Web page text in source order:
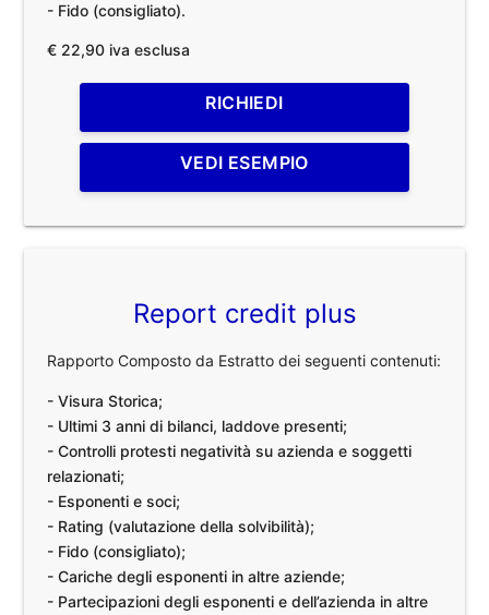
- Fido (consigliato).
€ 22,90 iva esclusa
RICHIEDI
VEDI ESEMPIO
Report credit plus
Rapporto Composto da Estratto dei seguenti contenuti:
- Visura Storica;
- Ultimi 3 anni di bilanci, laddove presenti;
- Controlli protesti negatività su azienda e soggetti
relazionati;
- Esponenti e soci;
- Rating (valutazione della solvibilità);
- Fido (consigliato);
- Cariche degli esponenti in altre aziende;
- Partecipazioni degli esponenti e dell’azienda in altre